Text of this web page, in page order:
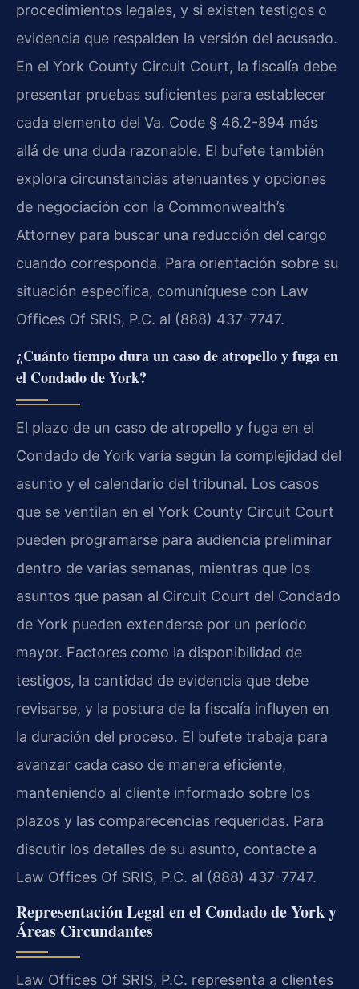
procedimientos legales, y si existen testigos o
evidencia que respalden la versión del acusado.
En el York County Circuit Court, la fiscalía debe
presentar pruebas suficientes para establecer
cada elemento del Va. Code § 46.2-894 más
allá de una duda razonable. El bufete también
explora circunstancias atenuantes y opciones
de negociación con la Commonwealth’s
Attorney para buscar una reducción del cargo
cuando corresponda. Para orientación sobre su
situación específica, comuníquese con Law
Offices Of SRIS, P.C. al (888) 437-7747.
¿Cuánto tiempo dura un caso de atropello y fuga en
el Condado de York?
El plazo de un caso de atropello y fuga en el
Condado de York varía según la complejidad del
asunto y el calendario del tribunal. Los casos
que se ventilan en el York County Circuit Court
pueden programarse para audiencia preliminar
dentro de varias semanas, mientras que los
asuntos que pasan al Circuit Court del Condado
de York pueden extenderse por un período
mayor. Factores como la disponibilidad de
testigos, la cantidad de evidencia que debe
revisarse, y la postura de la fiscalía influyen en
la duración del proceso. El bufete trabaja para
avanzar cada caso de manera eficiente,
manteniendo al cliente informado sobre los
plazos y las comparecencias requeridas. Para
discutir los detalles de su asunto, contacte a
Law Offices Of SRIS, P.C. al (888) 437-7747.
Representación Legal en el Condado de York y
Áreas Circundantes
Law Offices Of SRIS, P.C. representa a clientes